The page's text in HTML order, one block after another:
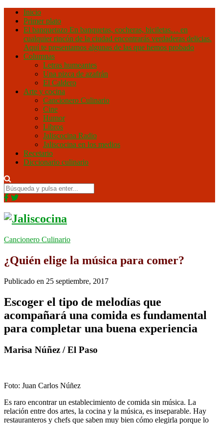
Inicio
Primer plato
El banquetazo En banquetas, cocheras, biciletas… en
cualquier rincón de la ciudad encontrarás verdaderas delicias.
Aquí te presentamos algunas de las que hemos probado
Columnas
Letras humeantes
Una pizca de azafrán
El Caldero
Arte y cocina
Cancionero Culinario
Cine
Humor
Libros
Jaliscocina Radio
Jaliscocina en los medios
Recetario
Diccionario culinario
Cancionero Culinario
¿Quién elige la música para comer?
Publicado en 25 septiembre, 2017
Escoger el tipo de melodías que
acompañará una comida es fundamental
para completar una buena experiencia
Marisa Núñez / El Paso
Foto: Juan Carlos Núñez
Es raro encontrar un establecimiento de comida sin música. La
relación entre dos artes, la cocina y la música, es inseparable. Hay
restauranteros y chefs que saben muy bien cómo elegirla porque lo